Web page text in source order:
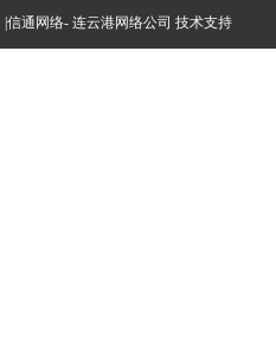
信通网络- 连云港网络公司 技术支持